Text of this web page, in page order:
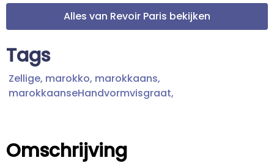
Alles van Revoir Paris bekijken
Tags
Zellige, marokko, marokkaans,
marokkaanseHandvormvisgraat,
Omschrijving